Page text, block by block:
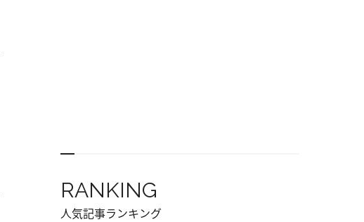
RANKING
人気記事ランキング